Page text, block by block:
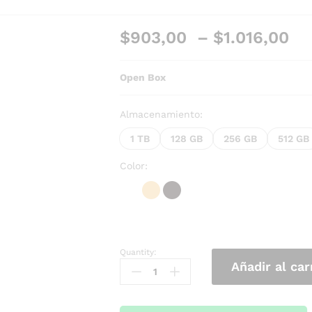
$903,00 – $1.016,00
Open Box
Almacenamiento:
1 TB 128 GB 256 GB 512 GB
Color:
Quantity:
Añadir al